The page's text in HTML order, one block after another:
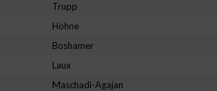
Trupp
Höhne
Boshamer
Laux
Maschadi-Agajan